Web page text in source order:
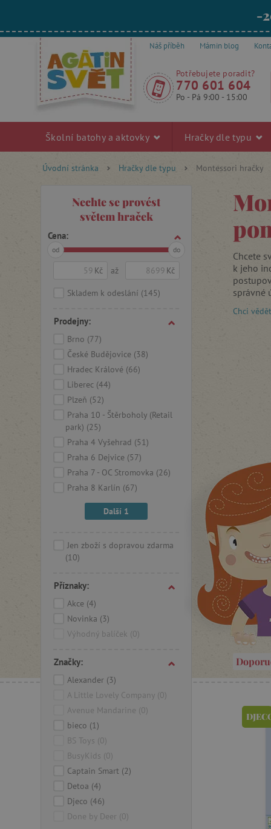
-
Náš příběh Mámin blog
Potřebujete poradit?
770 601 604
Po - Pá 9:00 - 15:00
Školní batohy a aktovky Hračky dle typu
Úvodní stránka Hračky dle typu Montessori hračky
Nechte se provést
světem hraček
Cena:
od do
Kč až Kč
Skladem k odeslání (145)
Prodejny:
Brno (77)
České Budějovice (38)
Hradec Králové (66)
Liberec (44)
Plzeň (52)
Praha 10 - Štěrboholy (Retail
park) (25)
Praha 4 Vyšehrad (51)
Praha 6 Dejvice (57)
Praha 7 - OC Stromovka (26)
Praha 8 Karlín (67)
Další 1
Jen zboží s dopravou zdarma
(10)
Příznaky:
Akce (4)
Novinka (3)
Výhodný balíček (0)
Značky:
Alexander (3)
A Little Lovely Company (0)
Avenue Mandarine (0)
bieco (1)
BS Toys (0)
BusyKids (0)
Captain Smart (2)
Detoa (4)
Djeco (46)
Done by Deer (0)
Chcete
k jeho
správné
Pokud
Chci